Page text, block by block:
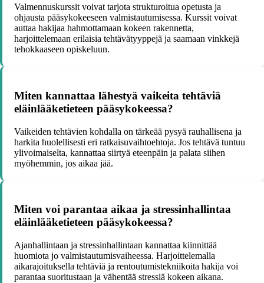
Valmennuskurssit voivat tarjota strukturoitua opetusta ja
ohjausta pääsykokeeseen valmistautumisessa. Kurssit voivat
auttaa hakijaa hahmottamaan kokeen rakennetta,
harjoittelemaan erilaisia tehtävätyyppejä ja saamaan vinkkejä
tehokkaaseen opiskeluun.
Miten kannattaa lähestyä vaikeita tehtäviä
eläinlääketieteen pääsykokeessa?
Vaikeiden tehtävien kohdalla on tärkeää pysyä rauhallisena ja
harkita huolellisesti eri ratkaisuvaihtoehtoja. Jos tehtävä tuntuu
ylivoimaiselta, kannattaa siirtyä eteenpäin ja palata siihen
myöhemmin, jos aikaa jää.
Miten voi parantaa aikaa ja stressinhallintaa
eläinlääketieteen pääsykokeessa?
Ajanhallintaan ja stressinhallintaan kannattaa kiinnittää
huomiota jo valmistautumisvaiheessa. Harjoittelemalla
aikarajoituksella tehtäviä ja rentoutumistekniikoita hakija voi
parantaa suoritustaan ja vähentää stressiä kokeen aikana.